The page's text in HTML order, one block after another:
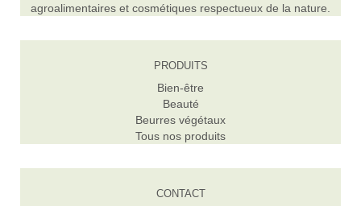
agroalimentaires et cosmétiques respectueux de la nature.
PRODUITS
Bien-être
Beauté
Beurres végétaux
Tous nos produits
CONTACT